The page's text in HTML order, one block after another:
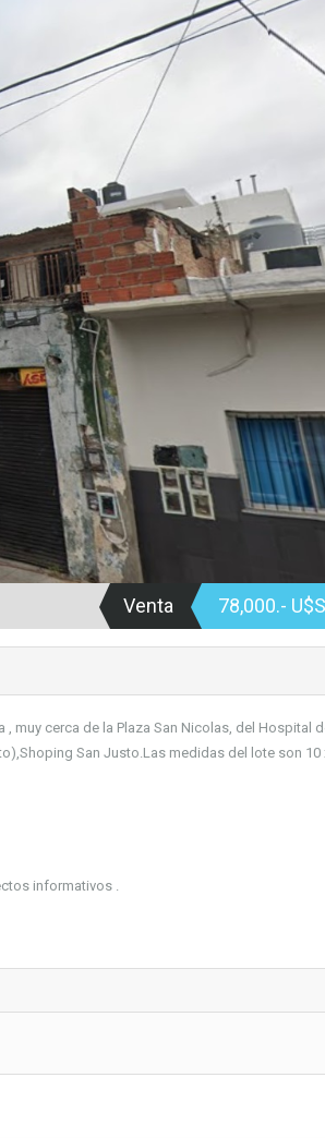
Venta 78,000.- U$S
muy cerca de la Plaza San Nicolas, del Hospital
San Justo.Las medidas del lote son 10
informativos .